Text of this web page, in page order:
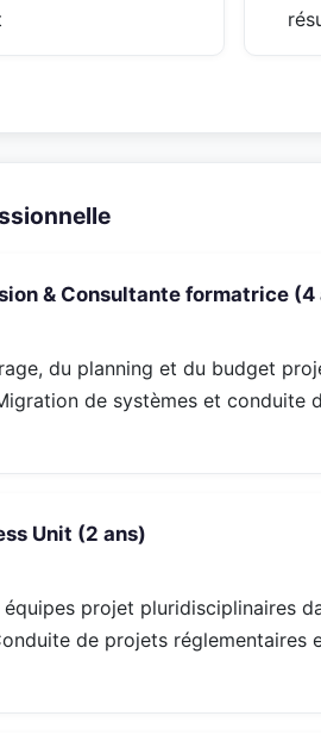
& Consultante formatrice (4
du planning et du budget
de systèmes et conduite
Unit (2 ans)
projet pluridisciplinaires
de projets réglementaires